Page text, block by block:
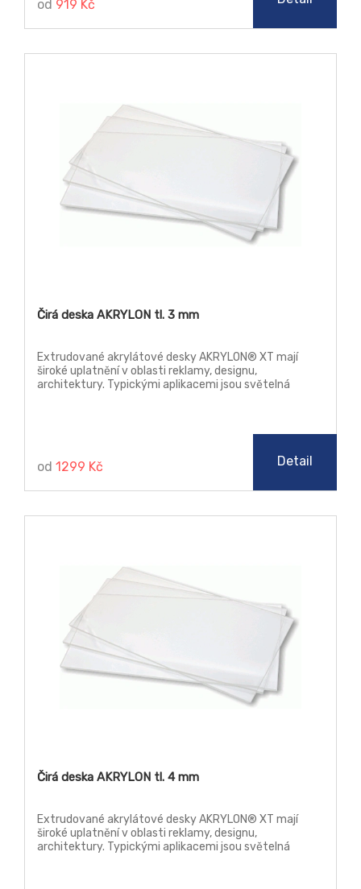
od 919 Kč
Čirá deska AKRYLON tl. 3 mm
Extrudované akrylátové desky AKRYLON® XT mají
široké uplatnění v oblasti reklamy, designu,
architektury. Typickými aplikacemi jsou světelná
od 1299 Kč Detail
Čirá deska AKRYLON tl. 4 mm
Extrudované akrylátové desky AKRYLON® XT mají
široké uplatnění v oblasti reklamy, designu,
architektury. Typickými aplikacemi jsou světelná